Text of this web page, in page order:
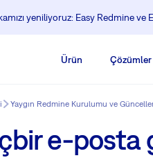
yeniliyoruz: Easy Redmine
Ürün Çözümler
Yaygın Redmine Kurulumu ve
e-posta